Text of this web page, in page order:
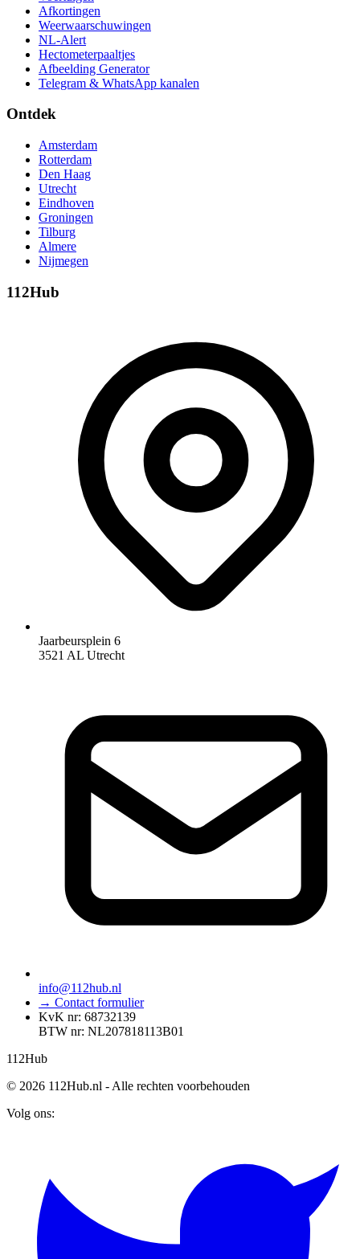
Afkortingen
Weerwaarschuwingen
NL-Alert
Hectometerpaaltjes
Afbeelding Generator
Telegram & WhatsApp kanalen
Ontdek
Amsterdam
Rotterdam
Den Haag
Utrecht
Eindhoven
Groningen
Tilburg
Almere
Nijmegen
112Hub
Jaarbeursplein 6
3521 AL Utrecht
info@112hub.nl
→ Contact formulier
KvK nr: 68732139
BTW nr: NL207818113B01
112Hub
© 2026 112Hub.nl - Alle rechten voorbehouden
Volg ons: